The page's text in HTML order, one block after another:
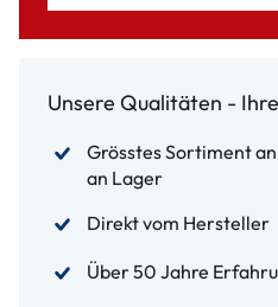
Unsere Qualitäten -
Grösstes Sortiment
an Lager
Direkt vom Hersteller
Über 50 Jahre